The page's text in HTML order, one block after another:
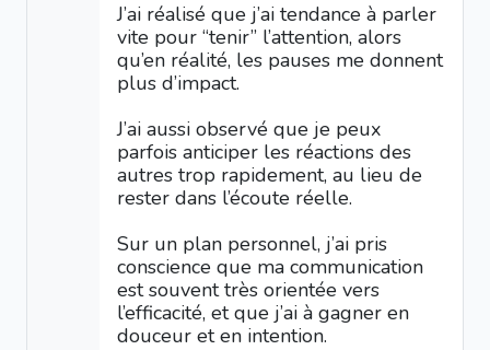
J’ai réalisé que j’ai tendance à parler
vite pour “tenir” l’attention, alors
qu’en réalité, les pauses me donnent
plus d’impact.
J’ai aussi observé que je peux
parfois anticiper les réactions des
autres trop rapidement, au lieu de
rester dans l’écoute réelle.
Sur un plan personnel, j’ai pris
conscience que ma communication
est souvent très orientée vers
l’efficacité, et que j’ai à gagner en
douceur et en intention.